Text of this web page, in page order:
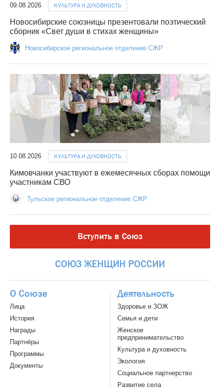
09.08.2026 КУЛЬТУРА И ДУХОВНОСТЬ
Новосибирские союзницы презентовали поэтический
сборник «Свет души в стихах женщины»
Новосибирское региональное отделение СЖР
10.08.2026 КУЛЬТУРА И ДУХОВНОСТЬ
Кимовчанки участвуют в ежемесячных сборах помощи
участникам СВО
Тульское региональное отделение СЖР
Вступить в Союз
СОЮЗ ЖЕНЩИН РОССИИ
О Союзе
Лица
История
Награды
Партнёры
Программы
Документы
Деятельность
Здоровье и ЗОЖ
Семья и дети
Женское
предпринимательство
Культура и духовность
Экология
Социальное партнерство
Развитие села